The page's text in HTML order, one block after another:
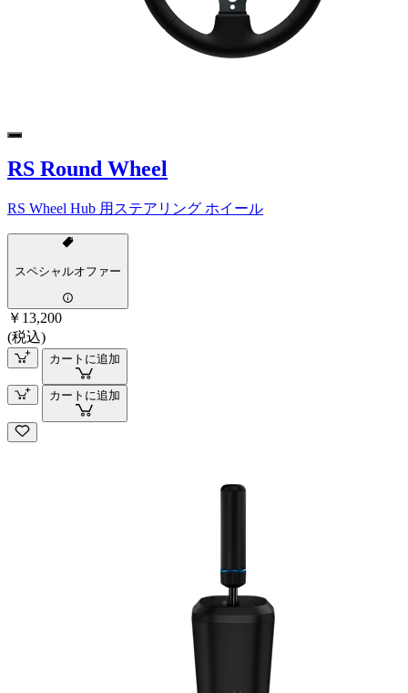
RS Round Wheel
RS Wheel Hub 用ステアリング ホイール
スペシャルオファー
￥13,200
(税込)
カートに追加
カートに追加